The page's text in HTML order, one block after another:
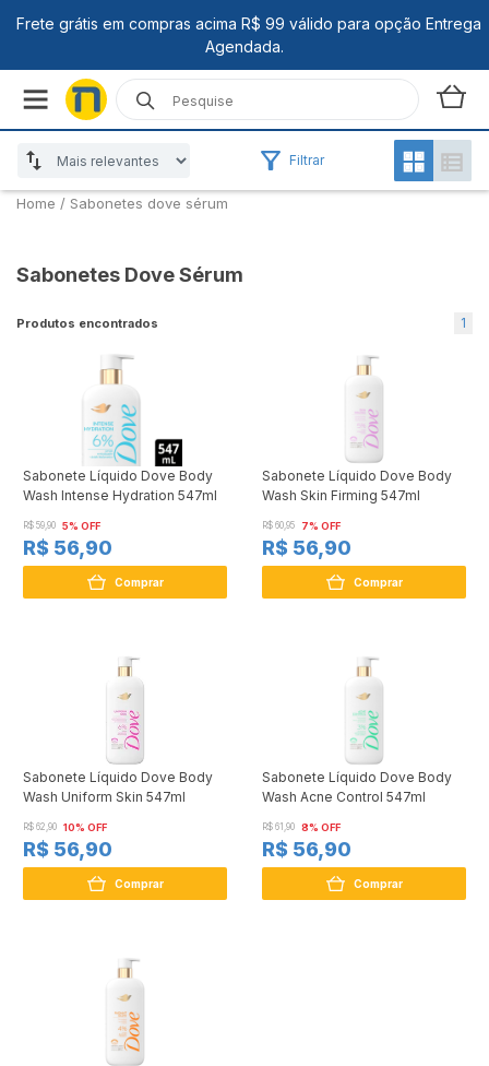
Filtrar
Home / Sabonetes dove sérum
Sabonetes Dove Sérum
Produtos encontrados 1
Sabonete Líquido Dove Body
Wash Intense Hydration 547ml
R$ 59,90 5% OFF
R$ 56,90
Comprar
Sabonete Líquido Dove Body
Wash Skin Firming 547ml
R$ 60,95 7% OFF
R$ 56,90
Comprar
Sabonete Líquido Dove Body
Wash Uniform Skin 547ml
R$ 62,90 10% OFF
R$ 56,90
Comprar
Sabonete Líquido Dove Body
Wash Acne Control 547ml
R$ 61,90 8% OFF
R$ 56,90
Comprar